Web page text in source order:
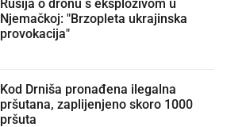
Rusija o dronu s eksplozivom u
Njemačkoj: "Brzopleta ukrajinska
provokacija"
Kod Drniša pronađena ilegalna
pršutana, zaplijenjeno skoro 1000
pršuta